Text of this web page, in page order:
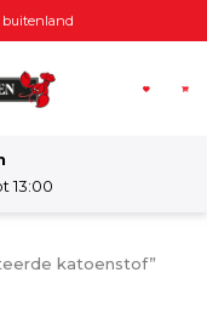
dag verzonden
13:00
katoenstof”